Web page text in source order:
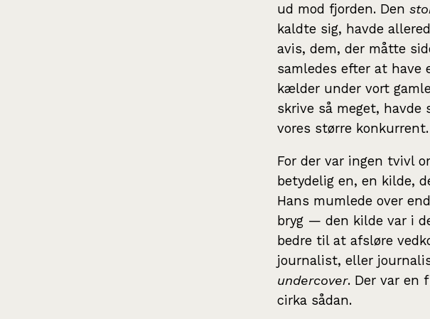
ud mod fjorden. Den
kaldte sig, havde
avis, dem, der måtte
samledes efter at have
kælder under vort
skrive så meget, havde
vores større konkurrent.
For der var ingen tvivl
betydelig en, en kilde,
Hans mumlede over
bryg — den kilde var i
bedre til at afsløre
journalist, eller
undercover. Der var en
cirka sådan.